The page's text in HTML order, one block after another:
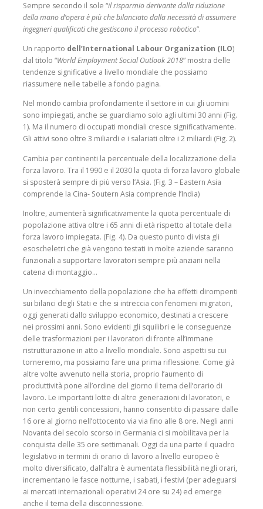
Sempre secondo il sole “il risparmio derivante dalla riduzione
della mano d’opera è più che bilanciato dalla necessità di assumere
ingegneri qualificati che gestiscono il processo robotico”.
Un rapporto dell’International Labour Organization (ILO)
dal titolo “World Employment Social Outlook 2018” mostra delle
tendenze significative a livello mondiale che possiamo
riassumere nelle tabelle a fondo pagina.
Nel mondo cambia profondamente il settore in cui gli uomini
sono impiegati, anche se guardiamo solo agli ultimi 30 anni (Fig.
1). Ma il numero di occupati mondiali cresce significativamente.
Gli attivi sono oltre 3 miliardi e i salariati oltre i 2 miliardi (Fig. 2).
Cambia per continenti la percentuale della localizzazione della
forza lavoro. Tra il 1990 e il 2030 la quota di forza lavoro globale
si sposterà sempre di più verso l’Asia. (Fig. 3 – Eastern Asia
comprende la Cina- Soutern Asia comprende l’India)
Inoltre, aumenterà significativamente la quota percentuale di
popolazione attiva oltre i 65 anni di età rispetto al totale della
forza lavoro impiegata. (Fig. 4). Da questo punto di vista gli
esoscheletri che già vengono testati in molte aziende saranno
funzionali a supportare lavoratori sempre più anziani nella
catena di montaggio…
Un invecchiamento della popolazione che ha effetti dirompenti
sui bilanci degli Stati e che si intreccia con fenomeni migratori,
oggi generati dallo sviluppo economico, destinati a crescere
nei prossimi anni. Sono evidenti gli squilibri e le conseguenze
delle trasformazioni per i lavoratori di fronte all’immane
ristrutturazione in atto a livello mondiale. Sono aspetti su cui
torneremo, ma possiamo fare una prima riflessione. Come già
altre volte avvenuto nella storia, proprio l’aumento di
produttività pone all’ordine del giorno il tema dell’orario di
lavoro. Le importanti lotte di altre generazioni di lavoratori, e
non certo gentili concessioni, hanno consentito di passare dalle
16 ore al giorno nell’ottocento via via fino alle 8 ore. Negli anni
Novanta del secolo scorso in Germania ci si mobilitava per la
conquista delle 35 ore settimanali. Oggi da una parte il quadro
legislativo in termini di orario di lavoro a livello europeo è
molto diversificato, dall’altra è aumentata flessibilità negli orari,
incrementano le fasce notturne, i sabati, i festivi (per adeguarsi
ai mercati internazionali operativi 24 ore su 24) ed emerge
anche il tema della disconnessione.